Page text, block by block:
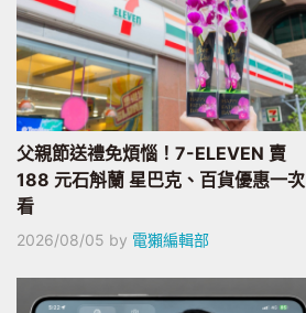
父親節送禮免煩惱！7-ELEVEN 賣
188 元石斛蘭 星巴克、百貨優惠一次
看
2026/08/05 by 電獺編輯部